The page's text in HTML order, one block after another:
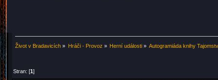
Život v Bradavicích » Hráči - Provoz » Herní události» Autogramiáda knihy
Stran: [1]